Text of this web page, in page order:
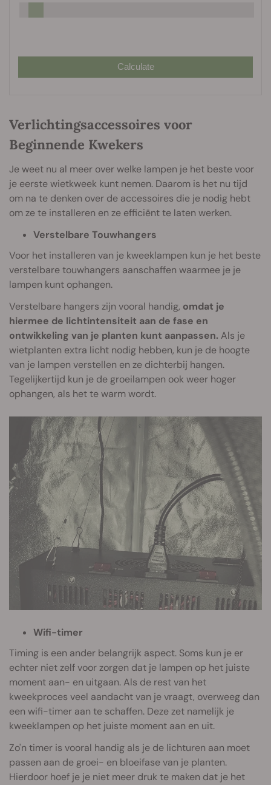
Calculate
Verlichtingsaccessoires voor
Beginnende Kwekers
Je weet nu al meer over welke lampen je het beste voor
je eerste wietkweek kunt nemen. Daarom is het nu tijd
om na te denken over de accessoires die je nodig hebt
om ze te installeren en ze efficiënt te laten werken.
Verstelbare Touwhangers
Voor het installeren van je kweeklampen kun je het beste
verstelbare touwhangers aanschaffen waarmee je je
lampen kunt ophangen.
Verstelbare hangers zijn vooral handig, omdat je
hiermee de lichtintensiteit aan de fase en
ontwikkeling van je planten kunt aanpassen. Als je
wietplanten extra licht nodig hebben, kun je de hoogte
van je lampen verstellen en ze dichterbij hangen.
Tegelijkertijd kun je de groeilampen ook weer hoger
ophangen, als het te warm wordt.
Wifi-timer
Timing is een ander belangrijk aspect. Soms kun je er
echter niet zelf voor zorgen dat je lampen op het juiste
moment aan- en uitgaan. Als de rest van het
kweekproces veel aandacht van je vraagt, overweeg dan
een wifi-timer aan te schaffen. Deze zet namelijk je
kweeklampen op het juiste moment aan en uit.
Zo'n timer is vooral handig als je de lichturen aan moet
passen aan de groei- en bloeifase van je planten.
Hierdoor hoef je je niet meer druk te maken dat je het